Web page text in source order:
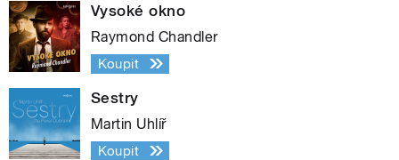
Vysoké okno
Raymond Chandler
Koupit
Sestry
Martin Uhlíř
Koupit